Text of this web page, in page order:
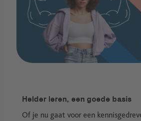
Helder leren, een goede basis
Of je nu gaat voor een